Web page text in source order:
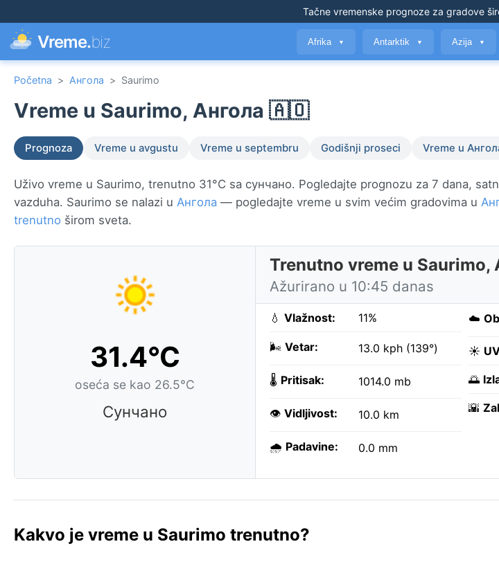
Tačne vremenske prognoze za gradove
Vreme.biz Afrika ▼ Antarktik ▼ Azija ▼
Početna > Ангола > Saurimo
Vreme u Saurimo, Ангола 🇦🇴
Prognoza Vreme u avgustu Vreme u septembru Godišnji proseci Vreme u
Uživo vreme u Saurimo, trenutno 31°C sa сунчано. Pogledajte prognozu za 7 dana,
vazduha. Saurimo se nalazi u Ангола — pogledajte vreme u svim većim gradovima u
trenutno širom sveta.
31.4°C
oseća se kao 26.5°C
Сунчано
Trenutno vreme u Saurimo,
Ažurirano u 10:45 danas
💧 Vlažnost: 11%
🌬️ Vetar: 13.0 kph (139°)
🌡️ Pritisak: 1014.0 mb
👁️ Vidljivost: 10.0 km
🌧️ Padavine: 0.0 mm
☁️
☀️
🌅
🌇
Kakvo je vreme u Saurimo trenutno?